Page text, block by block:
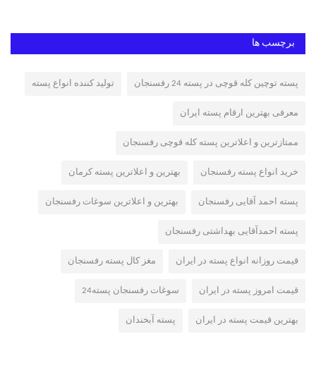
برچسب ها
پسته توچین کله قوچی در پسته 24 رفسنجان تولید کننده انواع پسته
معرفی بهترین ارقام پسته ایران
ممتازترین و اعلاترین پسته کله قوچی رفسنجان
خرید انواع پسته رفسنجان بهترین و اعلاترین پسته کرمان
پسته احمد آقایی رفسنجان بهترین و اعلاترین سوغات رفسنجان
پسته احمدآقایی بهداشتی رفسنجان
قیمت روزانه انواع پسته در ایران مغز کال پسته رفسنجان
قیمت امروز پسته در ایران سوغات رفسنجان پسته24
بهترین قیمت پسته در ایران پسته آبخندان